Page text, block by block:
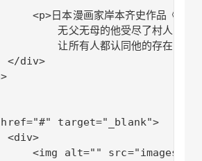
<p>日本漫画家岸本齐史作品《火影
无父无母的他受尽了村人的冷眼
让所有人都认同他的存在。</
</div>
target="_blank">
<div>
<img alt="" src="images/